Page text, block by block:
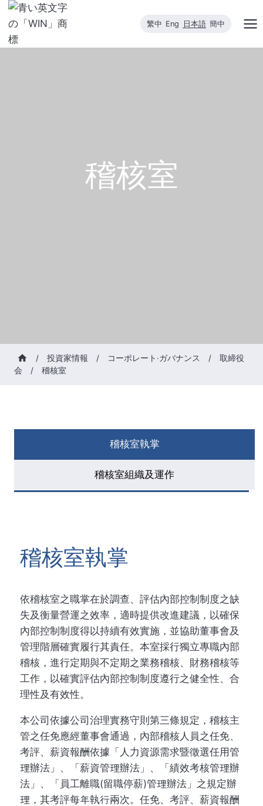
内
容
を
繁中 Eng 日本語 簡中
稽核室
/ 投資家情報 / コーポレート·ガバナンス /
取締役
会
/ 稽核室
稽核室執掌
稽核室組織及運作
稽核室執掌
依稽核室之職掌在於調查、評估內部控制制度之缺
失及衡量營運之效率，適時提供改進建議，以確保
內部控制制度得以持續有效實施，並協助董事會及
管理階層確實履行其責任。本室採行獨立專職內部
稽核，進行定期與不定期之業務稽核、財務稽核等
工作，以確實評估內部控制制度遵行之健全性、合
理性及有效性。
本公司依據公司治理實務守則第三條規定，稽核主
管之任免應經董事會通過，內部稽核人員之任免、
考評、薪資報酬依據「人力資源需求暨徵選任用管
理辦法」、「薪資管理辦法」、「績效考核管理辦
法」、「員工離職(留職停薪)管理辦法」之規定辦
理，其考評每年執行兩次。任免、考評、薪資報酬